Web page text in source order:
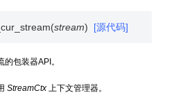
(stream) [源代码]
包装器API。
StreamCtx 上下文管理器。